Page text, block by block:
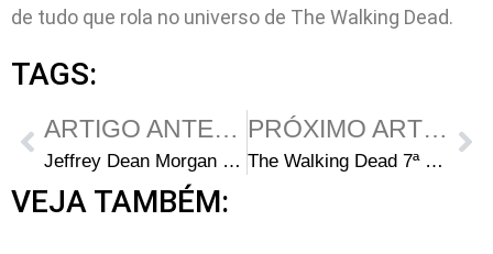
de tudo que rola no universo de The Walking Dead.
TAGS:
ARTIGO ANTERIOR
Jeffrey Dean Morgan está falando muitos palavrões como Negan na 7ª temporada de The Walking Dead
PRÓXIMO ARTIGO
The Walking Dead 7ª Temporada: Primeira prévia do episódio de estreia
VEJA TAMBÉM: